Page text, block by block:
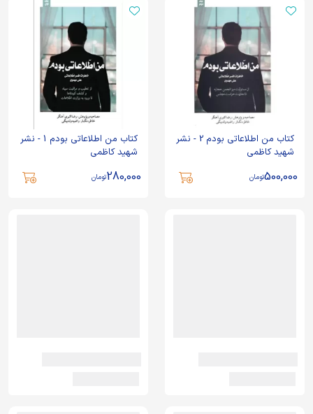
کتاب من اطلاعاتی بودم 2 - نشر
شهید کاظمی
500,000تومان
کتاب من اطلاعاتی بودم 1 - نشر
شهید کاظمی
280,000تومان